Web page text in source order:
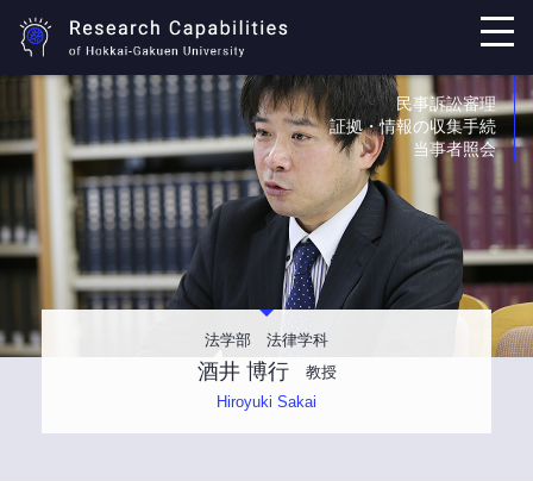
民事訴訟審理
証拠・情報の収集手続
当事者照会
法学部 法律学科
酒井 博行
教授
Hiroyuki Sakai